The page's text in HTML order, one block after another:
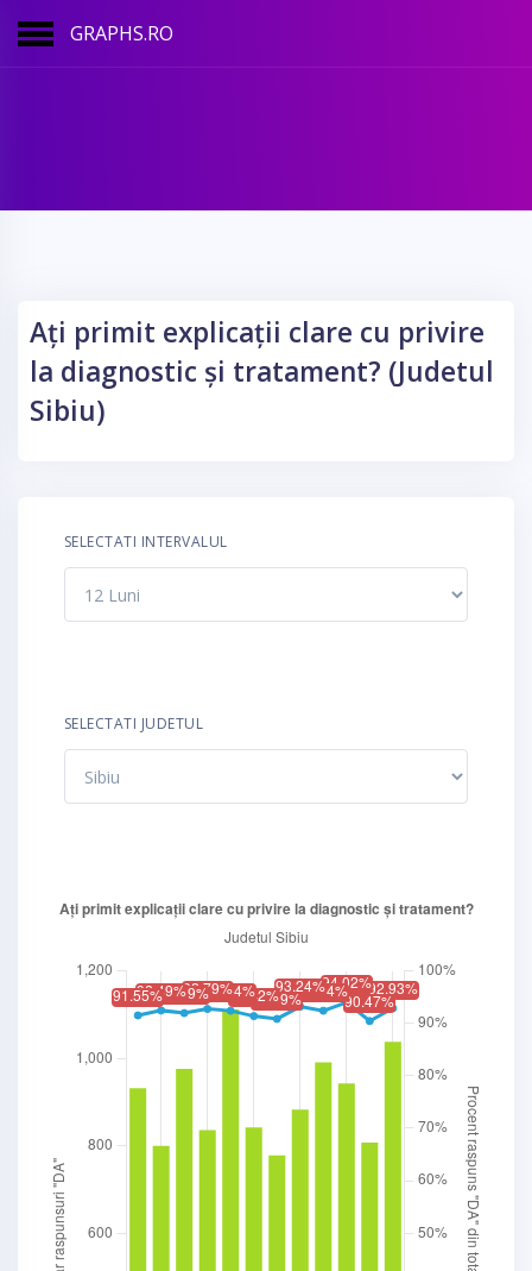
GRAPHS.RO
Ați primit explicații clare cu privire
la diagnostic și tratament? (Judetul
Sibiu)
SELECTATI INTERVALUL
SELECTATI JUDETUL